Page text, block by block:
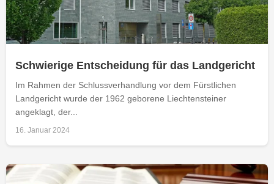
Schwierige Entscheidung für das Landgericht
Im Rahmen der Schlussverhandlung vor dem Fürstlichen
Landgericht wurde der 1962 geborene Liechtensteiner
angeklagt, der...
16. Januar 2024